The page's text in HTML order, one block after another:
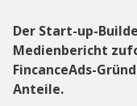
Der Start-up-
Medienbericht
FincanceAds-
Anteile.